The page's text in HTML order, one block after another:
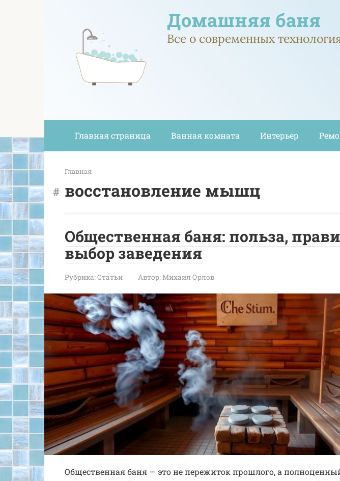
Домашняя баня
Все о современных
Главная страница Ванная комната Интерьер
Главная
восстановление мышц
Общественная баня: польза,
выбор заведения
Рубрика:Статьи Автор:Михаил Орлов
Общественная баня — это не пережиток прошлого, а